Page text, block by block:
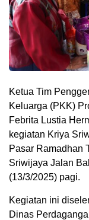
Ketua Tim
Keluarga (PKK)
Febrita Lustia
kegiatan Kriya
Pasar Ramadhan
Sriwijaya Jalan
(13/3/2025) pagi.
Kegiatan ini
Dinas